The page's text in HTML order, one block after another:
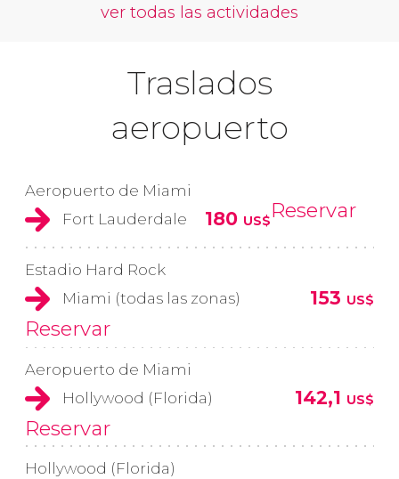
ver todas las actividades
Traslados
aeropuerto
Aeropuerto de Miami
Fort Lauderdale
180 US$Reservar
Estadio Hard Rock
Miami (todas las zonas)
153 US$
Reservar
Aeropuerto de Miami
Hollywood (Florida)
142,1 US$
Reservar
Hollywood (Florida)